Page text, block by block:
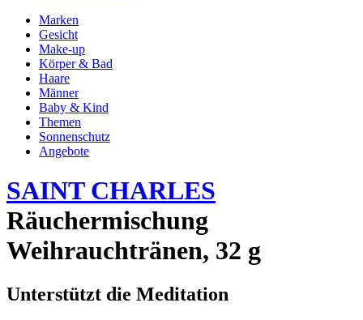
Marken
Gesicht
Make-up
Körper & Bad
Haare
Männer
Baby & Kind
Themen
Sonnenschutz
Angebote
SAINT CHARLES
Räuchermischung
Weihrauchtränen, 32 g
Unterstützt die Meditation